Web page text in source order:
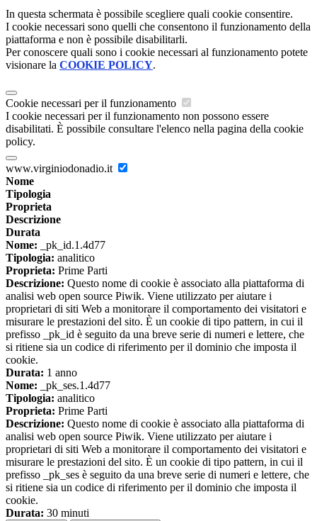
In questa schermata è possibile scegliere quali cookie consentire.
I cookie necessari sono quelli che consentono il funzionamento della
piattaforma e non è possibile disabilitarli.
Per conoscere quali sono i cookie necessari al funzionamento potete
visionare la COOKIE POLICY.
Cookie necessari per il funzionamento
I cookie necessari per il funzionamento non possono essere
disabilitati. È possibile consultare l'elenco nella pagina della cookie
policy.
www.virginiodonadio.it
Nome
Tipologia
Proprieta
Descrizione
Durata
Nome: _pk_id.1.4d77
Tipologia: analitico
Proprieta: Prime Parti
Descrizione: Questo nome di cookie è associato alla piattaforma di
analisi web open source Piwik. Viene utilizzato per aiutare i
proprietari di siti Web a monitorare il comportamento dei visitatori e
misurare le prestazioni del sito. È un cookie di tipo pattern, in cui il
prefisso _pk_id è seguito da una breve serie di numeri e lettere, che
si ritiene sia un codice di riferimento per il dominio che imposta il
cookie.
Durata: 1 anno
Nome: _pk_ses.1.4d77
Tipologia: analitico
Proprieta: Prime Parti
Descrizione: Questo nome di cookie è associato alla piattaforma di
analisi web open source Piwik. Viene utilizzato per aiutare i
proprietari di siti Web a monitorare il comportamento dei visitatori e
misurare le prestazioni del sito. È un cookie di tipo pattern, in cui il
prefisso _pk_ses è seguito da una breve serie di numeri e lettere, che
si ritiene sia un codice di riferimento per il dominio che imposta il
cookie.
Durata: 30 minuti